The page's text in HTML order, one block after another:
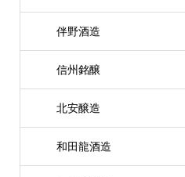
伴野酒造
信州銘醸
北安醸造
和田龍酒造